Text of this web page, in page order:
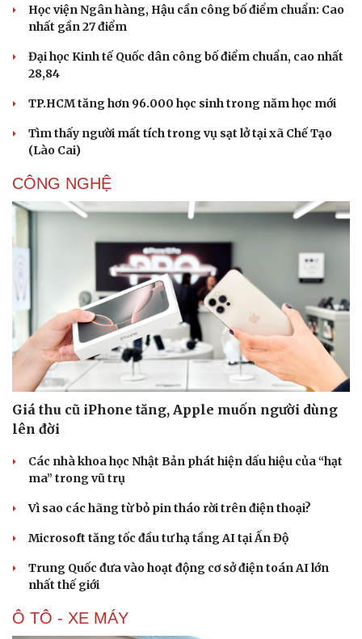
Học viện Ngân hàng, Hậu cần công bố điểm chuẩn: Cao
nhất gần 27 điểm
Đại học Kinh tế Quốc dân công bố điểm chuẩn, cao nhất
28,84
TP.HCM tăng hơn 96.000 học sinh trong năm học mới
Tìm thấy người mất tích trong vụ sạt lở tại xã Chế Tạo
(Lào Cai)
CÔNG NGHỆ
Giá thu cũ iPhone tăng, Apple muốn người dùng
lên đời
Các nhà khoa học Nhật Bản phát hiện dấu hiệu của “hạt
ma” trong vũ trụ
Vì sao các hãng từ bỏ pin tháo rời trên điện thoại?
Microsoft tăng tốc đầu tư hạ tầng AI tại Ấn Độ
Trung Quốc đưa vào hoạt động cơ sở điện toán AI lớn
nhất thế giới
Ô TÔ - XE MÁY